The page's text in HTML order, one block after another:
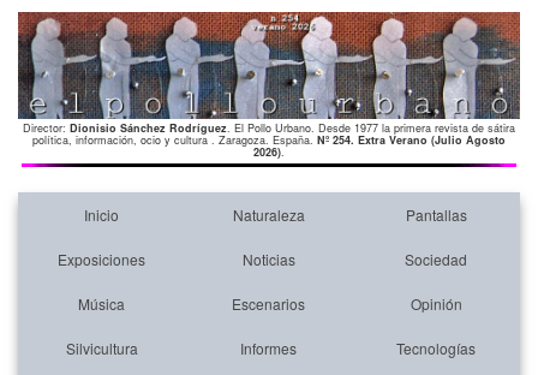
Director: Dionisio Sánchez Rodríguez. El Pollo Urbano. Desde 1977 la primera revista de sátira
política, información, ocio y cultura . Zaragoza. España. Nº 254. Extra Verano (Julio Agosto
2026).
Inicio Naturaleza Pantallas
Exposiciones Noticias Sociedad
Música Escenarios Opinión
Silvicultura Informes Tecnologías